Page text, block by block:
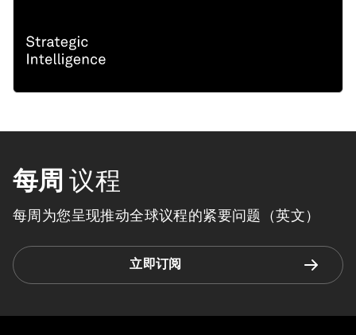
每周 议程
每周为您呈现推动全球议程的紧要问题（英文）
立即订阅